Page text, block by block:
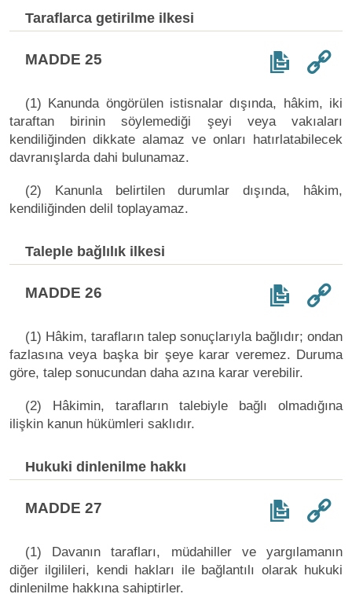
Taraflarca getirilme ilkesi
MADDE 25
(1) Kanunda öngörülen istisnalar dışında, hâkim, iki
taraftan birinin söylemediği şeyi veya vakıaları
kendiliğinden dikkate alamaz ve onları hatırlatabilecek
davranışlarda dahi bulunamaz.
(2) Kanunla belirtilen durumlar dışında, hâkim,
kendiliğinden delil toplayamaz.
Taleple bağlılık ilkesi
MADDE 26
(1) Hâkim, tarafların talep sonuçlarıyla bağlıdır; ondan
fazlasına veya başka bir şeye karar veremez. Duruma
göre, talep sonucundan daha azına karar verebilir.
(2) Hâkimin, tarafların talebiyle bağlı olmadığına
ilişkin kanun hükümleri saklıdır.
Hukuki dinlenilme hakkı
MADDE 27
(1) Davanın tarafları, müdahiller ve yargılamanın
diğer ilgilileri, kendi hakları ile bağlantılı olarak hukuki
dinlenilme hakkına sahiptirler.